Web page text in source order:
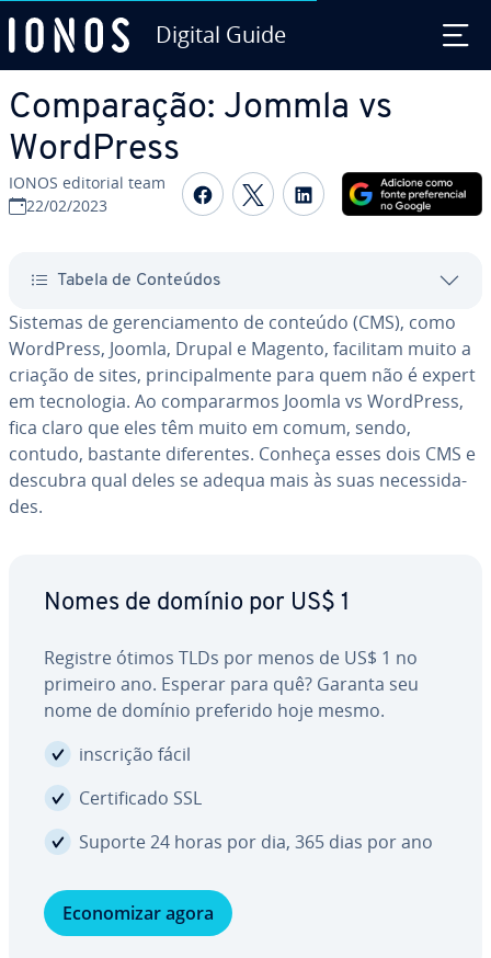
Digital Guide
Com­pa­ra­ção: Jommla vs
WordPress
IONOS editorial team
22/02/2023
Com­par­ti­lhar no
Com­par­ti­lhar no
Com­par­ti­lhar
Tabela de Conteúdos
Sistemas de ge­ren­ci­a­mento de conteúdo (CMS), como
WordPress, Joomla, Drupal e Magento, facilitam muito a
criação de sites, prin­ci­pal­mente para quem não é expert
em tec­no­lo­gia. Ao com­pa­rar­mos Joomla vs WordPress,
fica claro que eles têm muito em comum, sendo,
contudo, bastante di­fe­ren­tes. Conheça esses dois CMS e
descubra qual deles se adequa mais às suas ne­ces­si­da­
des.
Nomes de domínio por US$ 1
Registre ótimos TLDs por menos de US$ 1 no
primeiro ano. Esperar para quê? Garanta seu
nome de domínio preferido hoje mesmo.
inscrição fácil
Cer­ti­fi­cado SSL
Suporte 24 horas por dia, 365 dias por ano
Eco­no­mi­zar agora